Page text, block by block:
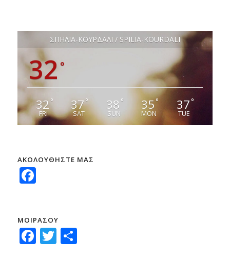
ΣΠΗΛΙΑ-ΚΟΥΡΔΑΛΙ / SPILIA-KOURDALI
32 °
32°
FRI
37°
SAT
38 °
SUN
35 °
MON
37°
TUE
ΑΚΟΛΟΥΘΗΣΤΕ ΜΑΣ
Facebook
ΜΟΙΡΑΣΟΥ
Facebook
Twitter
Μοιραστείτε